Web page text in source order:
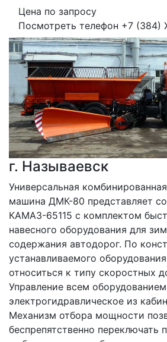
Цена по запросу
Посмотреть телефон +7 (384)
г. Называевск
Универсальная
машина ДМК-80 представляет
КАМАЗ-65115 с комплектом
навесного оборудования для
содержания автодорог. По
устанавливаемого
относиться к типу скоростных
Управление всем
электрогидравлическое из
Механизм отбора мощности
беспрепятственно переключать